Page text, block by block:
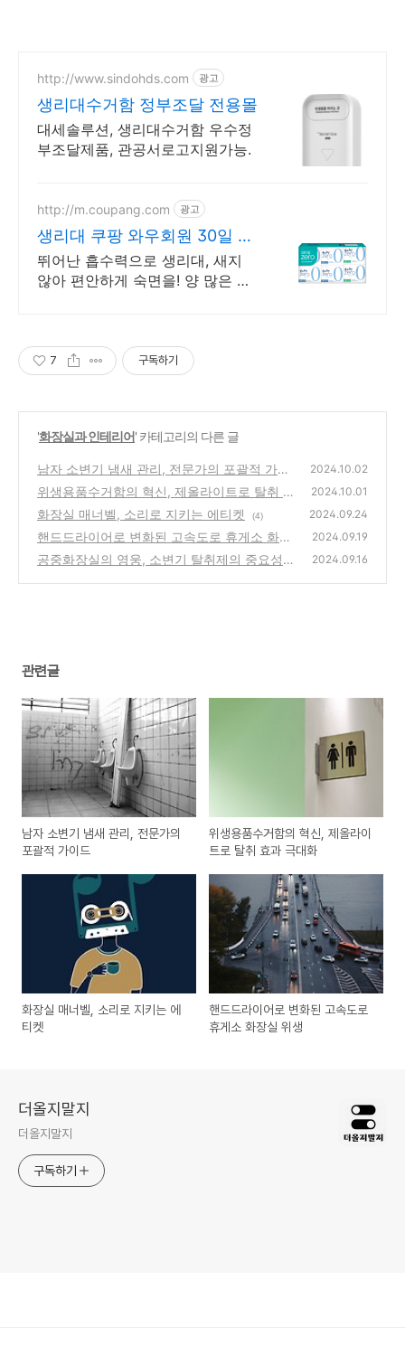
http://www.sindohds.com 광고
생리대수거함 정부조달 전용몰
대세솔루션, 생리대수거함 우수정
부조달제품, 관공서로고지원가능.
http://m.coupang.com 광고
생리대 쿠팡 와우회원 30일 무
료반품
뛰어난 흡수력으로 생리대, 새지
않아 편안하게 숙면을! 양 많은 날
7 구독하기
'화장실과 인테리어' 카테고리의 다른 글
남자 소변기 냄새 관리, 전문가의 포괄적 가이
드
(2)
2024.10.02
위생용품수거함의 혁신, 제올라이트로 탈취 효
과 극대화
(5)
2024.10.01
화장실 매너벨, 소리로 지키는 에티켓 (4) 2024.09.24
핸드드라이어로 변화된 고속도로 휴게소 화장
실 위생
(5)
2024.09.19
공중화장실의 영웅, 소변기 탈취제의 중요성 2024.09.16
관련글
남자 소변기 냄새 관리, 전문가의
포괄적 가이드
위생용품수거함의 혁신, 제올라이
트로 탈취 효과 극대화
화장실 매너벨, 소리로 지키는 에
티켓
핸드드라이어로 변화된 고속도로
휴게소 화장실 위생
더올지말지
더올지말지
구독하기